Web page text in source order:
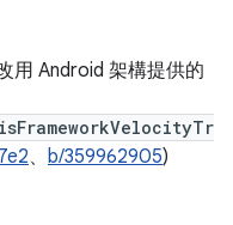
用 Android 架構提供的
、 b/359962905)